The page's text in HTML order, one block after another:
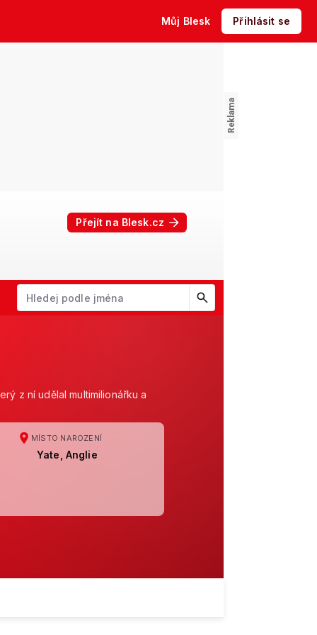
Můj Blesk Přihlásit se
Přejít na Blesk.cz
Y Z
Začněte psát jméno. Šipkami dolů a nahoru procházejte návrhy,
z ní udělal multimilionářku a
MÍSTO NAROZENÍ
Yate, Anglie